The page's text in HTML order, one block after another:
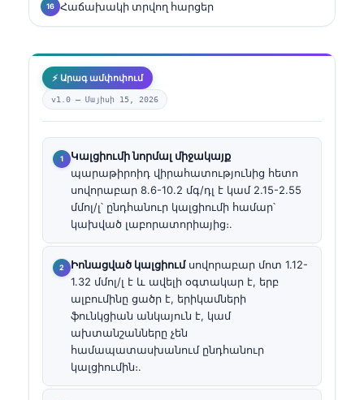
Հաճախակի տրվող հարցեր
⚡ Արագ ամփոփում
v1.0 — Մայիսի 15, 2026
Կալցիումի նորմալ միջակայք
պարաթիրոիդ վիրահատությունից հետո
սովորաբար 8.6-10.2 մգ/դլ է կամ 2.15-2.55
մմոլ/լ՝ ընդհանուր կալցիումի համար՝
կախված լաբորատորիայից։.
Իոնացված կալցիումսովորաբար մոտ 1.12-
1.32 մմոլ/լ է և ավելի օգտակար է, երբ
ալբումինը ցածր է, երիկամների
ֆունկցիան անկայուն է, կամ
ախտանշանները չեն
համապատասխանում ընդհանուր
կալցիումին։.